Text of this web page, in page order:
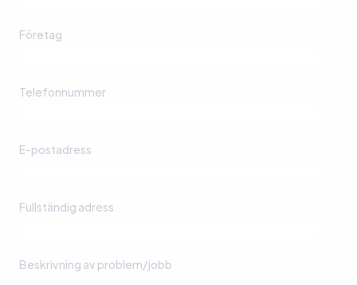
Företag
Telefonnummer
E-postadress
Fullständig adress
Beskrivning av problem/jobb